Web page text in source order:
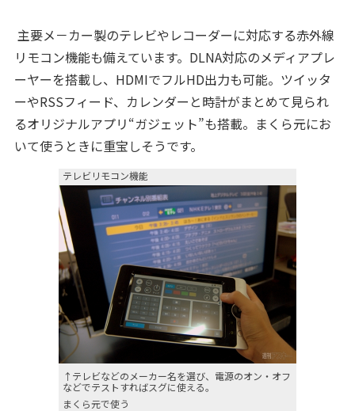
主要メ－カー製のテレビやレコーダーに対応する赤外線
リモコン機能も備えています。DLNA対応のメディアプレ
ーヤーを搭載し、HDMIでフルHD出力も可能。ツイッタ
ーやRSSフィード、カレンダーと時計がまとめて見られ
るオリジナルアプリ“ガジェット”も搭載。まくら元にお
いて使うときに重宝しそうです。
テレビリモコン機能
↑テレビなどのメーカー名を選び、電源のオン・オフ
などでテストすればスグに使える。
まくら元で使う